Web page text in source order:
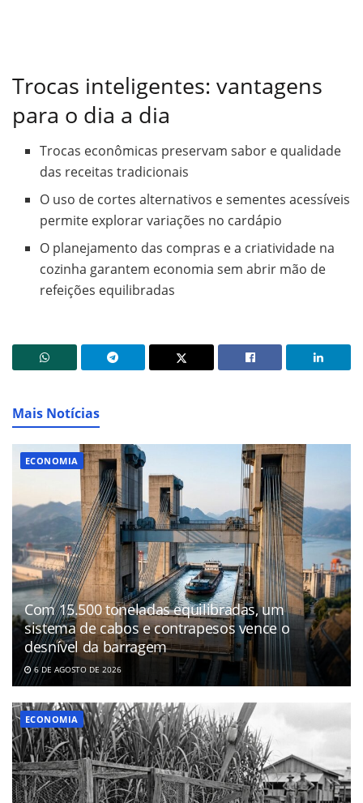
Trocas inteligentes: vantagens
para o dia a dia
Trocas econômicas preservam sabor e qualidade
das receitas tradicionais
O uso de cortes alternativos e sementes acessíveis
permite explorar variações no cardápio
O planejamento das compras e a criatividade na
cozinha garantem economia sem abrir mão de
refeições equilibradas
Mais Notícias
ECONOMIA
Com 15.500 toneladas equilibradas, um
sistema de cabos e contrapesos vence o
desnível da barragem
6 DE AGOSTO DE 2026
ECONOMIA